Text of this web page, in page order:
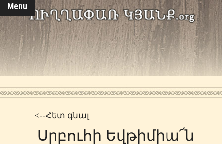
Menu
<--Հետ գնալ
Սրբուհի Եվթիմիա՜ն